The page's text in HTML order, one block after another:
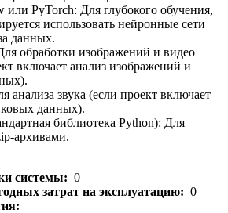
или PyTorch: Для глубокого обучения,
использовать нейронные сети
данных.
обработки изображений и видео
включает анализ изображений и
анализа звука (если проект включает
данных).
библиотека Python): Для
архивами.
системы: 0
затрат на эксплуатацию: 0